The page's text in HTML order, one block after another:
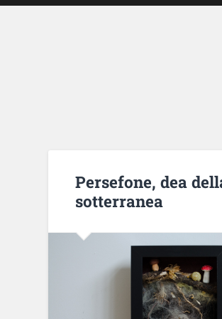
Persefone, dea
sotterranea